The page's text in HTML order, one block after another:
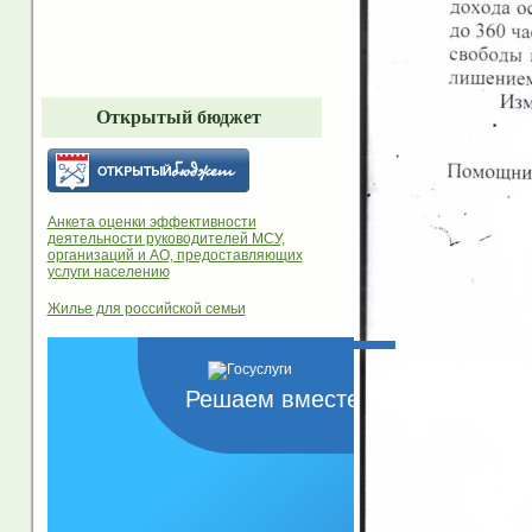
Открытый бюджет
Анкета оценки эффективности
деятельности руководителей МСУ,
организаций и АО, предоставляющих
услуги населению
Жилье для российской семьи
Решаем вместе